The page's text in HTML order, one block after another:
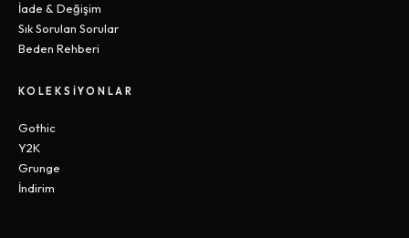
İade & Değişim
Sık Sorulan Sorular
Beden Rehberi
KOLEKSIYONLAR
Gothic
Y2K
Grunge
İndirim